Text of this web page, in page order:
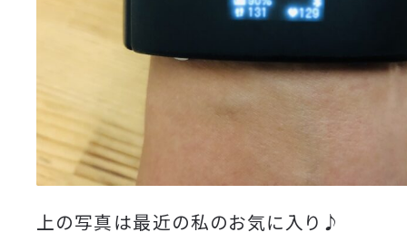
上の写真は最近の私のお気に入り♪